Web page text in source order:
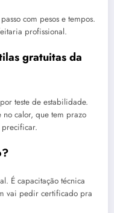
com pesos e tempos.
profissional.
gratuitas da
teste de estabilidade.
calor, que tem prazo
É capacitação técnica
vai pedir certificado pra